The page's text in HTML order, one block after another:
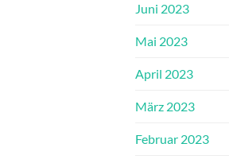
Juni 2023
Mai 2023
April 2023
März 2023
Februar 2023